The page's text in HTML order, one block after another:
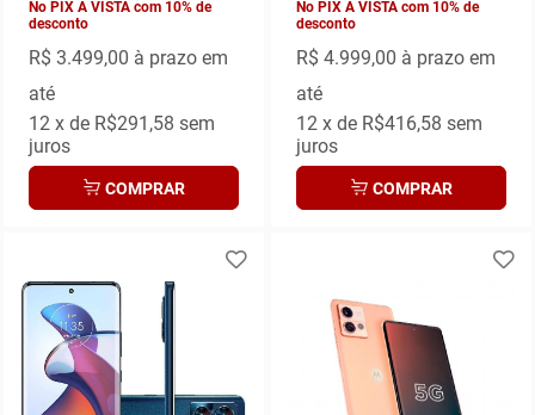
No PIX À VISTA com 10% de
desconto
R$ 3.499,00 à prazo em
até
12 x de R$291,58 sem
juros
COMPRAR
No PIX À VISTA com 10% de
desconto
R$ 4.999,00 à prazo em
até
12 x de R$416,58 sem
juros
COMPRAR